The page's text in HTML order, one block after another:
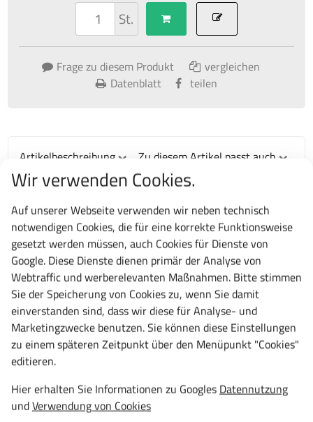
St.
Frage zu diesem Produkt
vergleichen
Datenblatt
teilen
Artikelbeschreibung Zu diesem Artikel passt auch
Kleiderschließfachschrankin solider Stahlblech
Konstruktion auf Füßen stehend, wahlweise mit
Drehriegel- oderZylinderschloss. So als Kleiderspind,
Garderobenschrankoder auch Personalschrank geeignet.
Alle Kleider- Schließfachschränke haben je Abteil eine
Kleiderstange mit 3 Schiebehaken. Türen einschlagend,
mit Verstärkungstaschen, Lüftungsschlitzen und
Etikettenrahmen. Entsprechend der
Arbeitsstättenverordnung und der
Farbkombinationen auf Anfrage möglich. Entwickelt und
produziert ausschließlich "Made in Germany"-10 Jahre
Wir verwenden Cookies.
Auf unserer Webseite verwenden wir neben technisch
notwendigen Cookies, die für eine korrekte Funktionsweise
gesetzt werden müssen, auch Cookies für Dienste von
Google. Diese Dienste dienen primär der Analyse von
Webtraffic und werberelevanten Maßnahmen. Bitte stimmen
Sie der Speicherung von Cookies zu, wenn Sie damit
einverstanden sind, dass wir diese für Analyse- und
Marketingzwecke benutzen. Sie können diese Einstellungen
zu einem späteren Zeitpunkt über den Menüpunkt "Cookies"
editieren.
Hier erhalten Sie Informationen zu Googles Datennutzung
undVerwendung von Cookies